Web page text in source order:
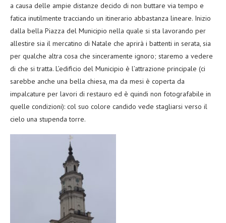
a causa delle ampie distanze decido di non buttare via tempo e
fatica inutilmente tracciando un itinerario abbastanza lineare. Inizio
dalla bella Piazza del Municipio nella quale si sta lavorando per
allestire sia il mercatino di Natale che aprirà i battenti in serata, sia
per qualche altra cosa che sinceramente ignoro; staremo a vedere
di che si tratta. L’edificio del Municipio è l’attrazione principale (ci
sarebbe anche una bella chiesa, ma da mesi è coperta da
impalcature per lavori di restauro ed è quindi non fotografabile in
quelle condizioni): col suo colore candido vede stagliarsi verso il
cielo una stupenda torre.